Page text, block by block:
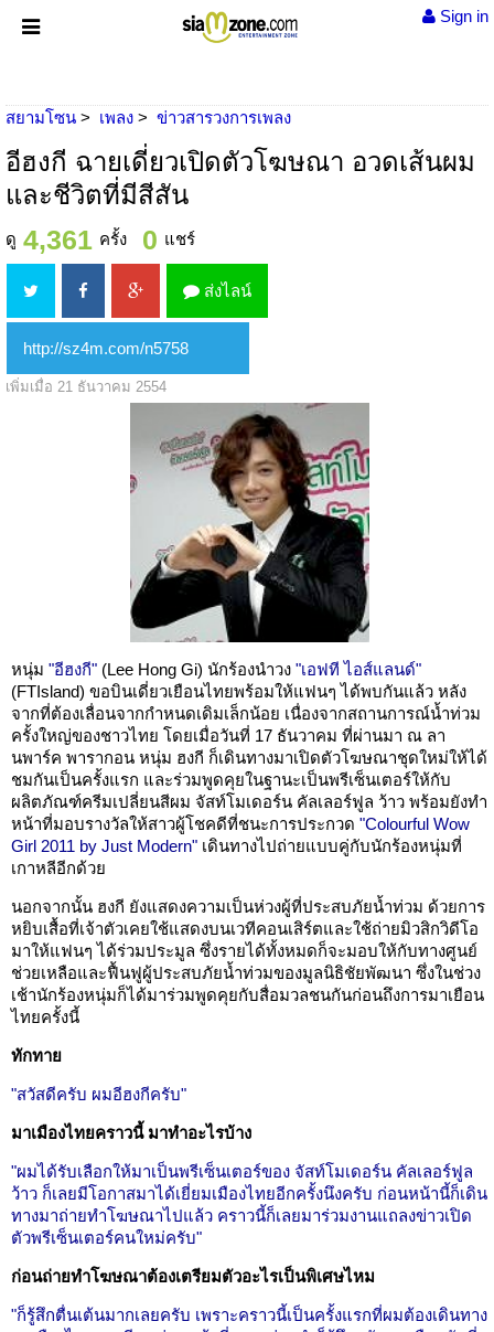
Sign in
สยามโซน เพลง ข่าวสารวงการเพลง
อีฮงกี ฉายเดี่ยวเปิดตัวโฆษณา อวดเส้นผม
และชีวิตที่มีสีสัน
ดู 4,361 ครั้ง 0 แชร์
ส่งไลน์
เพิ่มเมื่อ 21 ธันวาคม 2554
หนุ่ม "อีฮงกี" (Lee Hong Gi) นักร้องนำวง "เอฟที ไอส์แลนด์"
(FTIsland) ขอบินเดี่ยวเยือนไทยพร้อมให้แฟนๆ ได้พบกันแล้ว หลัง
จากที่ต้องเลื่อนจากกำหนดเดิมเล็กน้อย เนื่องจากสถานการณ์น้ำท่วม
ครั้งใหญ่ของชาวไทย โดยเมื่อวันที่ 17 ธันวาคม ที่ผ่านมา ณ ลา
นพาร์ค พารากอน หนุ่ม ฮงกี ก็เดินทางมาเปิดตัวโฆษณาชุดใหม่ให้ได้
ชมกันเป็นครั้งแรก และร่วมพูดคุยในฐานะเป็นพรีเซ็นเตอร์ให้กับ
ผลิตภัณฑ์ครีมเปลี่ยนสีผม จัสท์โมเดอร์น คัลเลอร์ฟูล ว้าว พร้อมยังทำ
หน้าที่มอบรางวัลให้สาวผู้โชคดีที่ชนะการประกวด "Colourful Wow
Girl 2011 by Just Modern" เดินทางไปถ่ายแบบคู่กับนักร้องหนุ่มที่
เกาหลีอีกด้วย
นอกจากนั้น ฮงกี ยังแสดงความเป็นห่วงผู้ที่ประสบภัยน้ำท่วม ด้วยการ
หยิบเสื้อที่เจ้าตัวเคยใช้แสดงบนเวทีคอนเสิร์ตและใช้ถ่ายมิวสิกวิดีโอ
มาให้แฟนๆ ได้ร่วมประมูล ซึ่งรายได้ทั้งหมดก็จะมอบให้กับทางศูนย์
ช่วยเหลือและฟื้นฟูผู้ประสบภัยน้ำท่วมของมูลนิธิชัยพัฒนา ซึ่งในช่วง
เช้านักร้องหนุ่มก็ได้มาร่วมพูดคุยกับสื่อมวลชนกันก่อนถึงการมาเยือน
ไทยครั้งนี้
ทักทาย
"สวัสดีครับ ผมอีฮงกีครับ"
มาเมืองไทยคราวนี้ มาทำอะไรบ้าง
"ผมได้รับเลือกให้มาเป็นพรีเซ็นเตอร์ของ จัสท์โมเดอร์น คัลเลอร์ฟูล
ว้าว ก็เลยมีโอกาสมาได้เยี่ยมเมืองไทยอีกครั้งนึงครับ ก่อนหน้านี้ก็เดิน
ทางมาถ่ายทำโฆษณาไปแล้ว คราวนี้ก็เลยมาร่วมงานแถลงข่าวเปิด
ตัวพรีเซ็นเตอร์คนใหม่ครับ"
ก่อนถ่ายทำโฆษณาต้องเตรียมตัวอะไรเป็นพิเศษไหม
"ก็รู้สึกตื่นเต้นมากเลยครับ เพราะคราวนี้เป็นครั้งแรกที่ผมต้องเดินทาง